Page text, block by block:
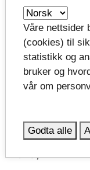
Jeg var i dette
ikke bare for
som står i denne
De som deltok på
kollektivtransport er
arbeidsplasser. En
Strømøy.
Våre nettsider
(cookies) til
statistikk og
bruker og
vår om
Godta alle